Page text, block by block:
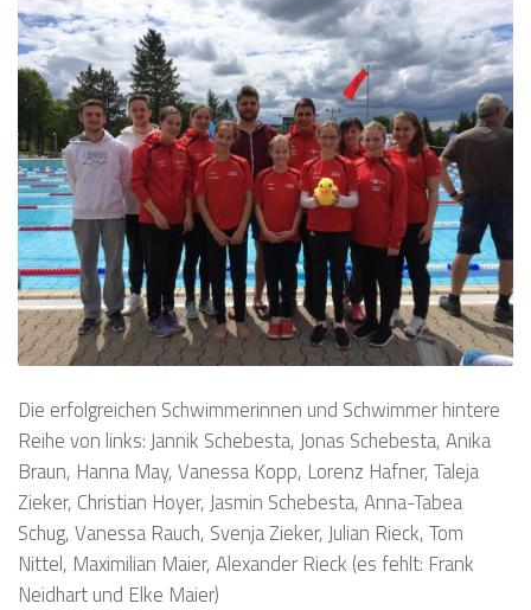
Die erfolgreichen Schwimmerinnen und Schwimmer hintere
Reihe von links: Jannik Schebesta, Jonas Schebesta, Anika
Braun, Hanna May, Vanessa Kopp, Lorenz Hafner, Taleja
Zieker, Christian Hoyer, Jasmin Schebesta, Anna-Tabea
Schug, Vanessa Rauch, Svenja Zieker, Julian Rieck, Tom
Nittel, Maximilian Maier, Alexander Rieck (es fehlt: Frank
Neidhart und Elke Maier)